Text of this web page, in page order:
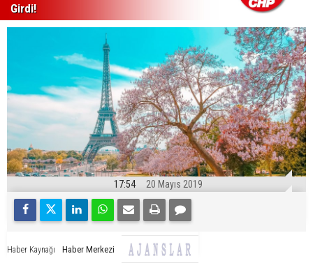
Girdi!
17:54 20 Mayıs 2019
Haber Kaynağı Haber Merkezi